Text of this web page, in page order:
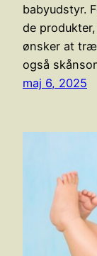
babyudstyr.
de
ønsker at
også
maj 6, 2025